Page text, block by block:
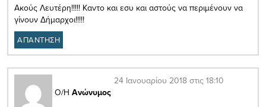
Ακούς Λευτέρη!!!!! Καντο και εσυ και αστούς να περιμένουν να
γίνουν Δήμαρχοι!!!!!
ΑΠΑΝΤΗΣΗ
Ο/Η Ανώνυμος
24 Ιανουαρίου 2018 στις 18:10